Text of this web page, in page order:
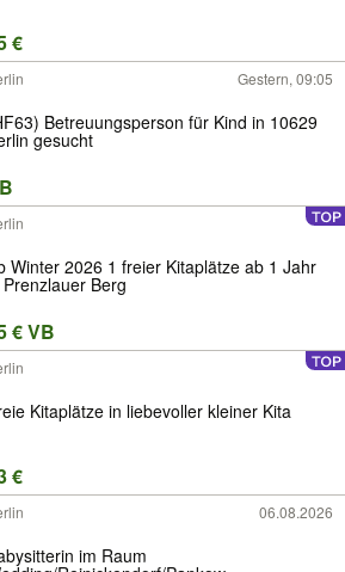
€
Gestern, 09:05
Betreuungsperson für Kind in 10629
gesucht
Winter 2026 1 freier Kitaplätze ab 1 Jahr
Berg
€ VB
Kitaplätze in liebevoller kleiner Kita
€
06.08.2026
im Raum